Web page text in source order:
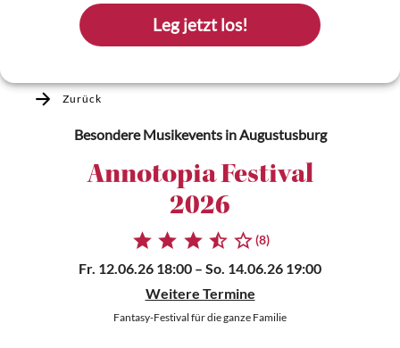
Leg jetzt los!
Zurück
Besondere Musikeventsin Augustusburg
Annotopia Festival
2026
(8)
Fr. 12.06.26 18:00 – So. 14.06.26 19:00
Weitere Termine
Fantasy-Festival für die ganze Familie